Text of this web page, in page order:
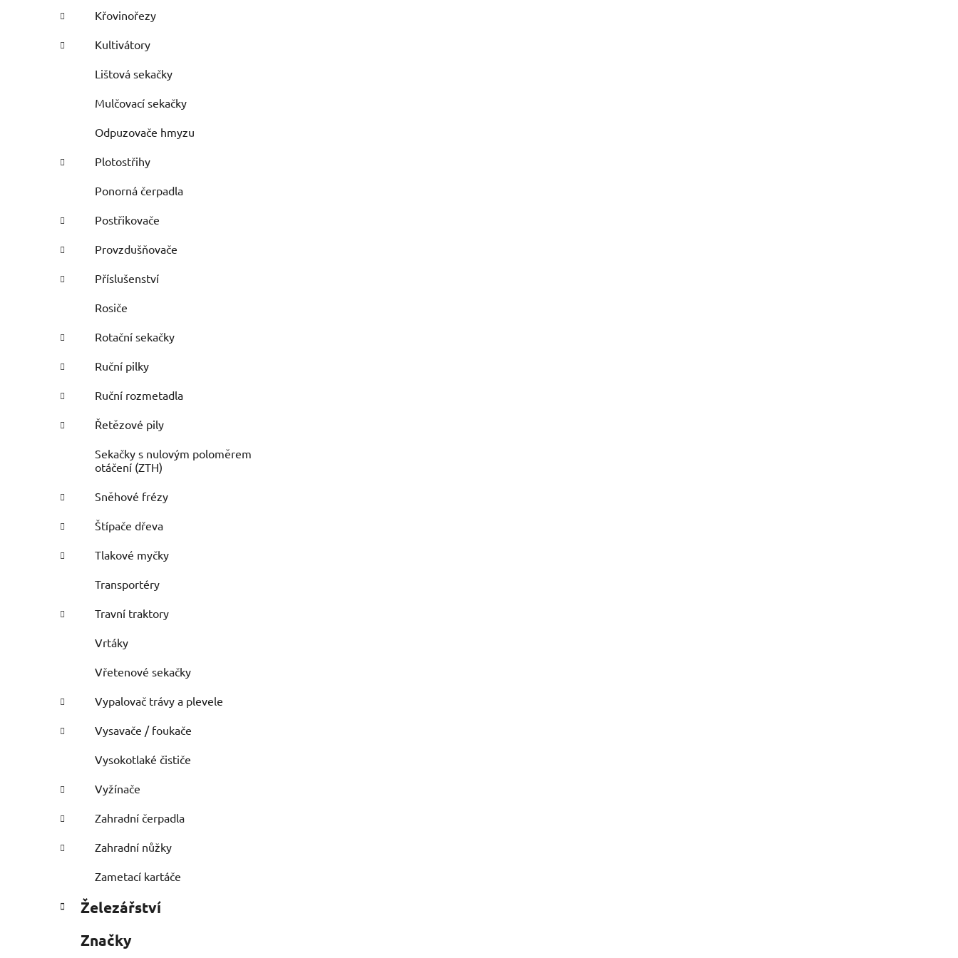
Křovinořezy
Kultivátory
Lištová sekačky
Mulčovací sekačky
Odpuzovače hmyzu
Plotostřihy
Ponorná čerpadla
Postřikovače
Provzdušňovače
Příslušenství
Rosiče
Rotační sekačky
Ruční pilky
Ruční rozmetadla
Řetězové pily
Sekačky s nulovým poloměrem
otáčení (ZTH)
Sněhové frézy
Štípače dřeva
Tlakové myčky
Transportéry
Travní traktory
Vrtáky
Vřetenové sekačky
Vypalovač trávy a plevele
Vysavače / foukače
Vysokotlaké čističe
Vyžínače
Zahradní čerpadla
Zahradní nůžky
Zametací kartáče
Železářství
Značky